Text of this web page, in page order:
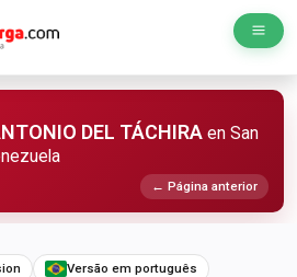
DEL TÁCHIRA en San
← Página anterior
Versão em português